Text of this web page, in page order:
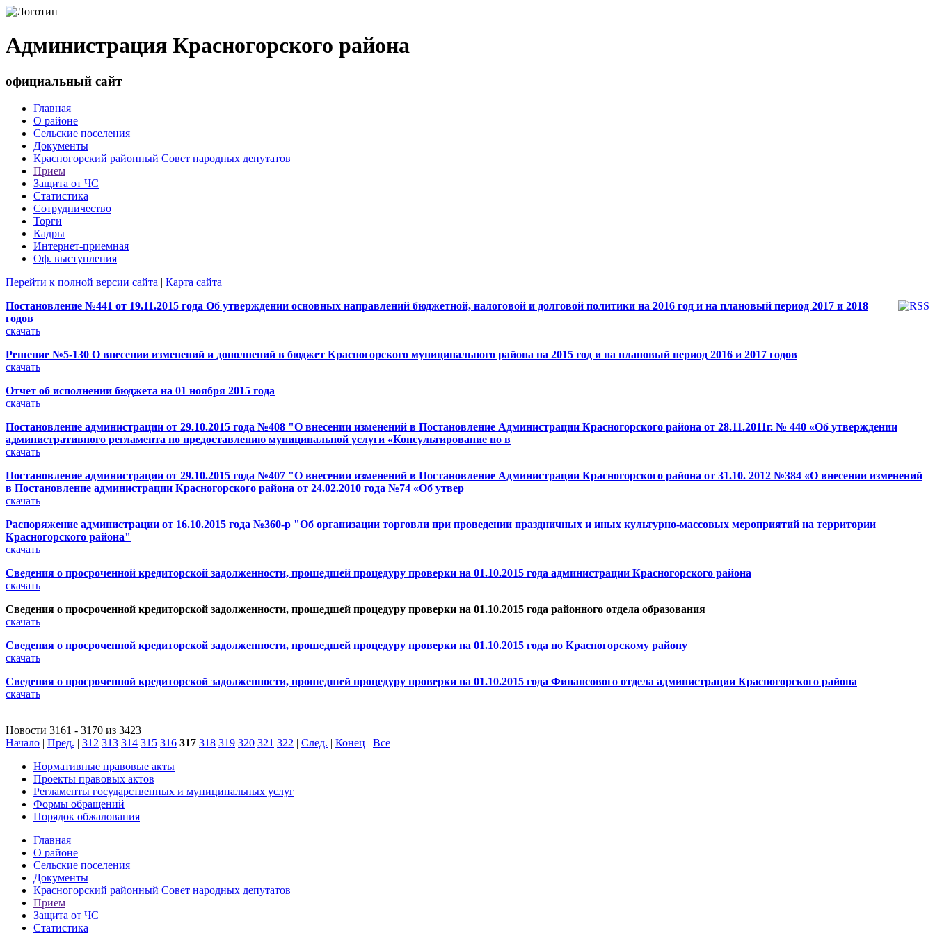
Администрация Красногорского района
официальный сайт
Главная
О районе
Сельские поселения
Документы
Красногорский районный Совет народных депутатов
Прием
Защита от ЧС
Статистика
Сотрудничество
Торги
Кадры
Интернет-приемная
Оф. выступления
Перейти к полной версии сайта | Карта сайта
Постановление №441 от 19.11.2015 года Об утверждении основных направлений бюджетной, налоговой и долговой политики на 2016 год и на плановый период 2017 и 2018
годов
скачать
Решение №5-130 О внесении изменений и дополнений в бюджет Красногорского муниципального района на 2015 год и на плановый период 2016 и 2017 годов
скачать
Отчет об исполнении бюджета на 01 ноября 2015 года
скачать
Постановление администрации от 29.10.2015 года №408 "О внесении изменений в Постановление Администрации Красногорского района от 28.11.2011г. № 440 «Об утверждении
административного регламента по предоставлению муниципальной услуги «Консультирование по в
скачать
Постановление администрации от 29.10.2015 года №407 "О внесении изменений в Постановление Администрации Красногорского района от 31.10. 2012 №384 «О внесении изменений
в Постановление администрации Красногорского района от 24.02.2010 года №74 «Об утвер
скачать
Распоряжение администрации от 16.10.2015 года №360-р "Об организации торговли при проведении праздничных и иных культурно-массовых мероприятий на территории
Красногорского района"
скачать
Сведения о просроченной кредиторской задолженности, прошедшей процедуру проверки на 01.10.2015 года администрации Красногорского района
скачать
Сведения о просроченной кредиторской задолженности, прошедшей процедуру проверки на 01.10.2015 года районного отдела образования
скачать
Сведения о просроченной кредиторской задолженности, прошедшей процедуру проверки на 01.10.2015 года по Красногорскому району
скачать
Сведения о просроченной кредиторской задолженности, прошедшей процедуру проверки на 01.10.2015 года Финансового отдела администрации Красногорского района
скачать
Новости 3161 - 3170 из 3423
Начало | Пред. | 312 313 314 315 316 317 318 319 320 321 322 | След. | Конец | Все
Нормативные правовые акты
Проекты правовых актов
Регламенты государственных и муниципальных услуг
Формы обращений
Порядок обжалования
Главная
О районе
Сельские поселения
Документы
Красногорский районный Совет народных депутатов
Прием
Защита от ЧС
Статистика